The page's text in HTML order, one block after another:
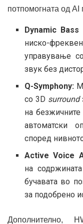
потпомогната од AI
Dynamic
ниско-
управување
звук без
Q-Symphony:
со 3D surround
на
автоматски
според
Active Voice
на
бучавата во
за подобрено
Дополнително,